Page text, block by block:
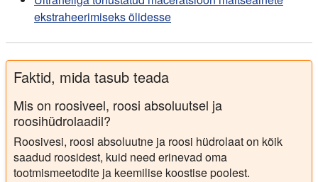
ekstraheerimiseks õlidesse
Faktid, mida tasub teada
Mis on roosiveel, roosi absoluutsel ja
roosihüdrolaadil?
Roosivesi, roosi absoluutne ja roosi hüdrolaat on kõik
saadud roosidest, kuid need erinevad oma
tootmismeetodite ja keemilise koostise poolest.